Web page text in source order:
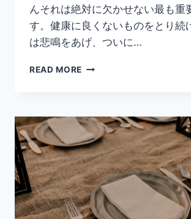
んそれは絶対に欠かせない最も重
す。健康に良くないものをとり続
は悲鳴をあげ、ついに…
READ MORE